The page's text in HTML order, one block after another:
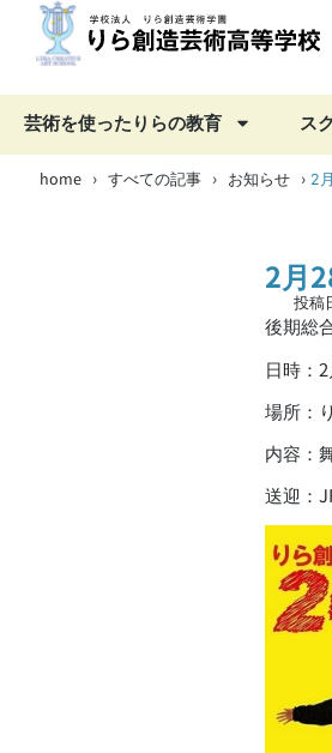
芸術を使ったりらの教育 ス
home › すべての記事 › お知らせ ›2
2月
投稿
後期総
日時：
場所：
内容：
送迎：